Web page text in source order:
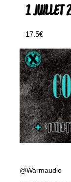
1
17.5€
@Warmaudio